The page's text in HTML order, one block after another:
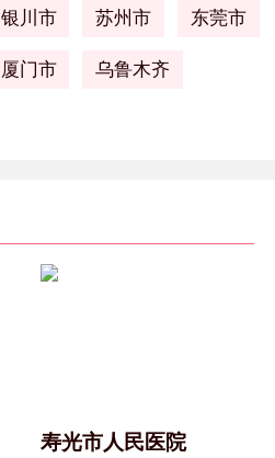
银川市 苏州市 东莞市
厦门市 乌鲁木齐
寿光市人民医院